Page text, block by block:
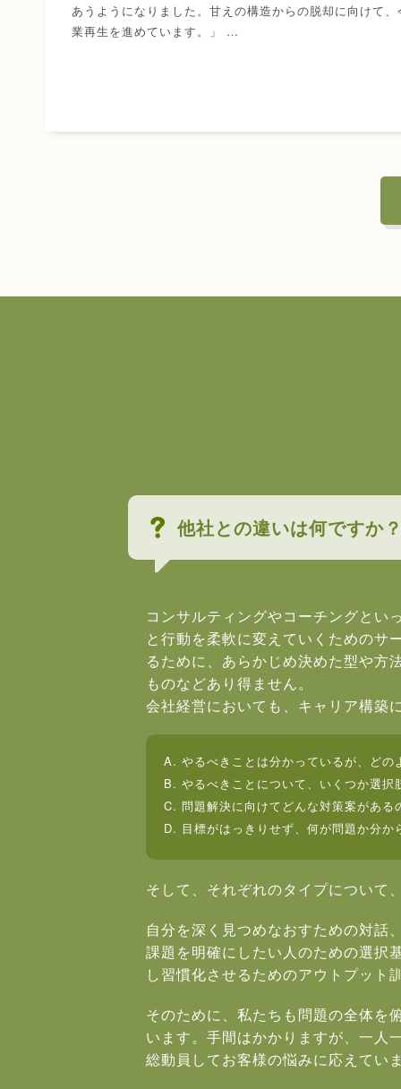
あうようになりました。甘えの構造からの脱却に向けて、
業再生を進めています。」 …
他社との違いは何ですか
コンサルティングやコーチングとい
と行動を柔軟に変えていくためのサ
るために、あらかじめ決めた型や方
ものなどあり得ません。
会社経営においても、キャリア構築
A. やるべきことは分かっているが、どの
B. やるべきことについて、いくつか選択
C. 問題解決に向けてどんな対策案がある
D. 目標がはっきりせず、何が問題か分か
そして、それぞれのタイプについて
自分を深く見つめなおすための対話
課題を明確にしたい人のための選択
し習慣化させるためのアウトプット
そのために、私たちも問題の全体を
います。手間はかかりますが、一人
総動員してお客様の悩みに応えてい